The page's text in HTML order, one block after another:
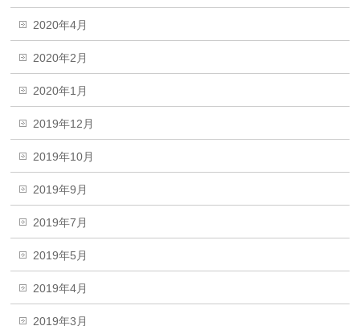
2020年4月
2020年2月
2020年1月
2019年12月
2019年10月
2019年9月
2019年7月
2019年5月
2019年4月
2019年3月